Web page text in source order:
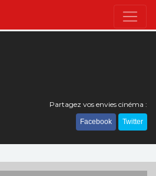
Partagez vos envies cinéma :
Facebook Twitter